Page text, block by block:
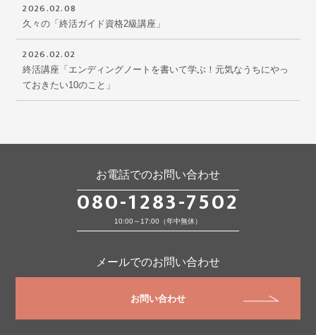
2026.02.08
久々の「終活ガイド資格2級講座」
2026.02.02
終活講座「エンディングノートを書いて学ぶ！元気なうちにやっ
ておきたい10のこと」
お電話でのお問い合わせ
080-1283-7502
10:00～17:00（年中無休）
メールでのお問い合わせ
お問い合わせ